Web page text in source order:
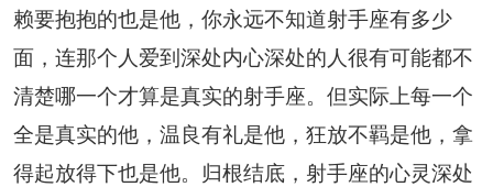
赖要抱抱的也是他，你永远不知道射手座有多少
面，连那个人爱到深处内心深处的人很有可能都不
清楚哪一个才算是真实的射手座。但实际上每一个
全是真实的他，温良有礼是他，狂放不羁是他，拿
得起放得下也是他。归根结底，射手座的心灵深处